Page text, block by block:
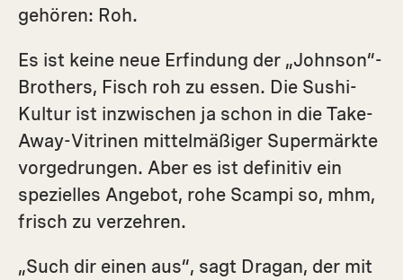
gehören: Roh.
Es ist keine neue Erfindung der „Johnson“-
Brothers, Fisch roh zu essen. Die Sushi-
Kultur ist inzwischen ja schon in die Take-
Away-Vitrinen mittelmäßiger Supermärkte
vorgedrungen. Aber es ist definitiv ein
spezielles Angebot, rohe Scampi so, mhm,
frisch zu verzehren.
„Such dir einen aus“, sagt Dragan, der mit